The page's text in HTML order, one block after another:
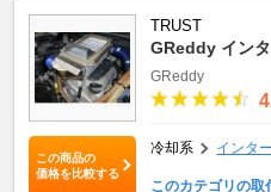
この商品の
価格を比較する
TRUST
GReddy イン
GReddy
冷却系 インタ
このカテゴリの取